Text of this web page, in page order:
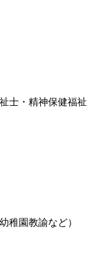
士・精神保健福祉
稚園教諭など）